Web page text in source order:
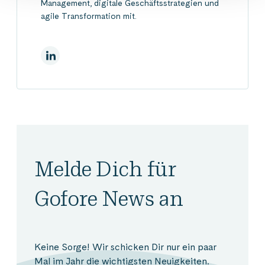
Management, digitale Geschäftsstrategien und
agile Transformation mit.
Auf Linkedin
Melde Dich für
Gofore News an
Keine Sorge! Wir schicken Dir nur ein paar
Mal im Jahr die wichtigsten Neuigkeiten.